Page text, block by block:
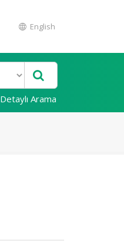
English
Detaylı Arama